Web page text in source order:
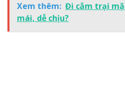
Xem thêm: Đi cắm trại
mái, dễ chịu?